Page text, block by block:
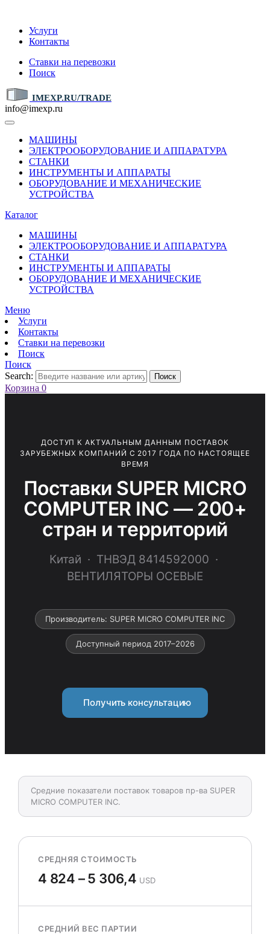
Услуги
Контакты
Ставки на перевозки
Поиск
IMEXP.RU/TRADE
info@imexp.ru
МАШИНЫ
ЭЛЕКТРООБОРУДОВАНИЕ И АППАРАТУРА
СТАНКИ
ИНСТРУМЕНТЫ И АППАРАТЫ
ОБОРУДОВАНИЕ И МЕХАНИЧЕСКИЕ
УСТРОЙСТВА
Каталог
МАШИНЫ
ЭЛЕКТРООБОРУДОВАНИЕ И АППАРАТУРА
СТАНКИ
ИНСТРУМЕНТЫ И АППАРАТЫ
ОБОРУДОВАНИЕ И МЕХАНИЧЕСКИЕ
УСТРОЙСТВА
Меню
Услуги
Контакты
Ставки на перевозки
Поиск
Поиск
Search:
Поиск
Корзина 0
ДОСТУП К АКТУАЛЬНЫМ ДАННЫМ ПОСТАВОК
ЗАРУБЕЖНЫХ КОМПАНИЙ С 2017 ГОДА ПО НАСТОЯЩЕЕ
ВРЕМЯ
Поставки SUPER MICRO
COMPUTER INC — 200+
стран и территорий
Китай · ТНВЭД 8414592000 ·
ВЕНТИЛЯТОРЫ ОСЕВЫЕ
Производитель: SUPER MICRO COMPUTER INC
Доступный период 2017–2026
Получить консультацию
Средние показатели поставок товаров пр-ва SUPER
MICRO COMPUTER INC.
СРЕДНЯЯ СТОИМОСТЬ
4 824 – 5 306,4 USD
СРЕДНИЙ ВЕС ПАРТИИ